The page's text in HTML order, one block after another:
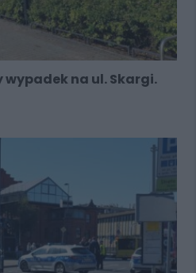
na ul. Skargi.